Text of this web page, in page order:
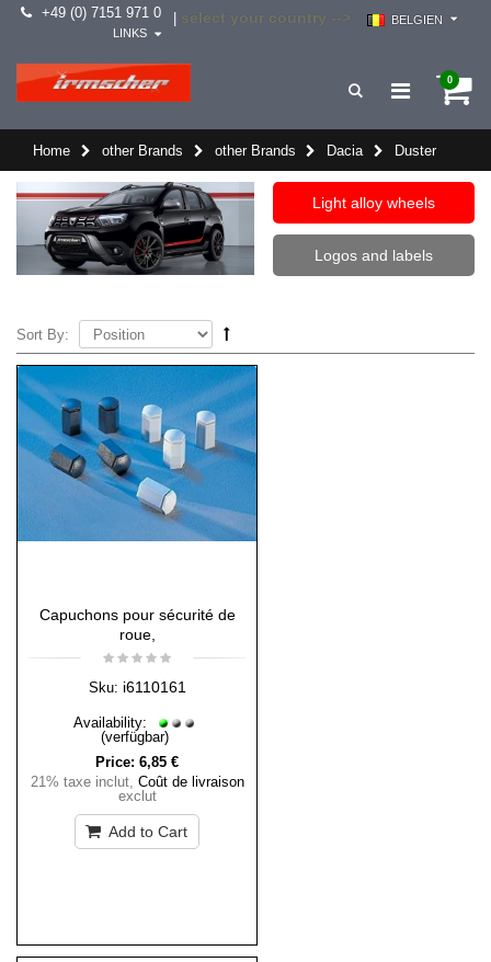
+49 (0) 7151 971 0 select your country -->
BELGIEN
LINKS
0
Home other Brands other Brands Dacia Duster
Light alloy wheels
Logos and labels
Sort By:
Capuchons pour sécurité de
roue,
Sku: i6110161
Availability:
(verfügbar)
Price: 6,85 €
21% taxe inclut, Coût de livraison
exclut
Add to Cart